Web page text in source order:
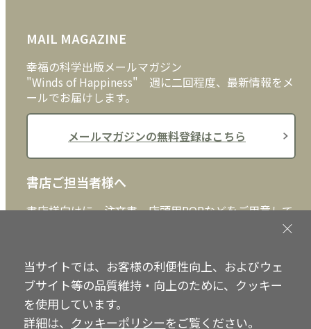
銀行と郵便局の今後
第5章 信仰革命-無限の発展を願って
1 根深く残っている唯物思想
2 釈尊の悟りを誤解する日本の宗教界
3 宗教的真理なしには教育は成り立たない
4 幸福の科学こそ未来宗教
5 「信仰による革命」を
外国語
クッキーポリシー
MAIL MAGAZINE
幸福の科学出版メールマガジン
"Winds of Happiness" 週に二回程度、最新情報をメ
ールでお届けします。
メールマガジンの無料登録はこちら
書店ご担当者様へ
書店様向けに、注文書、店頭用POPなどをご用意して
書店ご担当者様へ
当サイトでは、お客様の利便性向上、およびウェ
ブサイト等の品質維持・向上のために、クッキー
を使用しています。
詳細は、 クッキーポリシーをご覧ください。